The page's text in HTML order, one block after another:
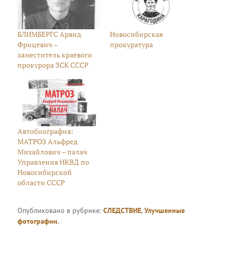
БЛИМБЕРГС Арвид
Фрицевич –
заместитель краевого
прокурора ЗСК СССР
Новосибирская
прокуратура
Автобиография:
МАТРОЗ Альфред
Михайлович – палач
Управления НКВД по
Новосибирской
области СССР
Опубликовано в рубрике:СЛЕДСТВИЕ,Улучшенные
фотографии.